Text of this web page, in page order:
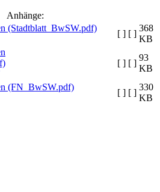
Anhänge:
[ ] [ ]
368
KB
[ ] [ ]
93
KB
[ ] [ ]
330
KB